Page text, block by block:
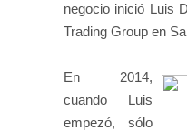
negocio inició Luis
Trading Group en
En 2014,
cuando Luis
empezó, sólo